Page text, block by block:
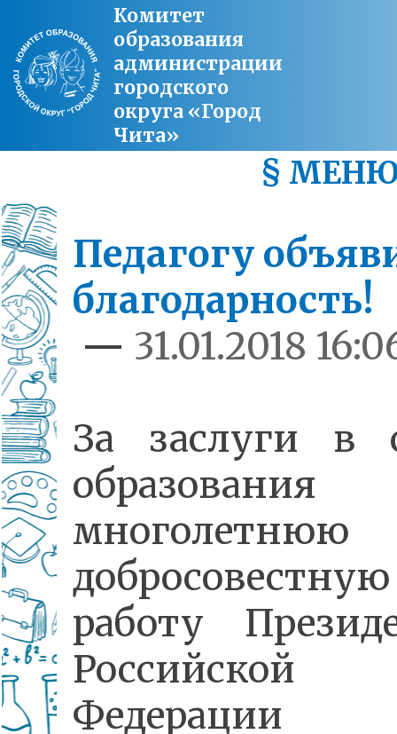
Комитет
образования
администрации
городского
округа «Город
Чита»
§
Педагогу
благодарность!
— 31.01.2018
За заслуги в
многолетнюю
добросовестную
работу
Российской
Федерации